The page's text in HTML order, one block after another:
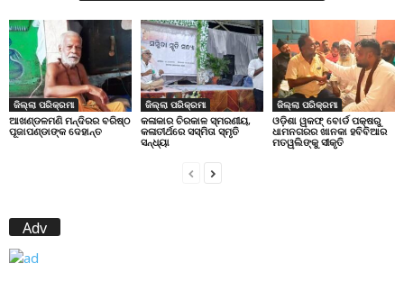
ଜିଲ୍ଲା ପରିକ୍ରମା
ଆଖଣ୍ଡଳମଣି ମନ୍ଦିରର ବରିଷ୍ଠ
ପୂଜାପଣ୍ଡାଙ୍କ ଦେହାନ୍ତ
ଜିଲ୍ଲା ପରିକ୍ରମା
କଳାକାର ଚିରକାଳ ସ୍ମରଣୀୟ,
କଳାତୀର୍ଥରେ ସସ୍ମିତା ସ୍ମୃତି
ସନ୍ଧ୍ୟା
ଜିଲ୍ଲା ପରିକ୍ରମା
ଓଡ଼ିଶା ୱକଫ୍ ବୋର୍ଡ ପକ୍ଷରୁ
ଧାମନଗରର ଖାନକା ହବିବିଆର
ମତୱଲିଙ୍କୁ ସୀକୃତି
Adv